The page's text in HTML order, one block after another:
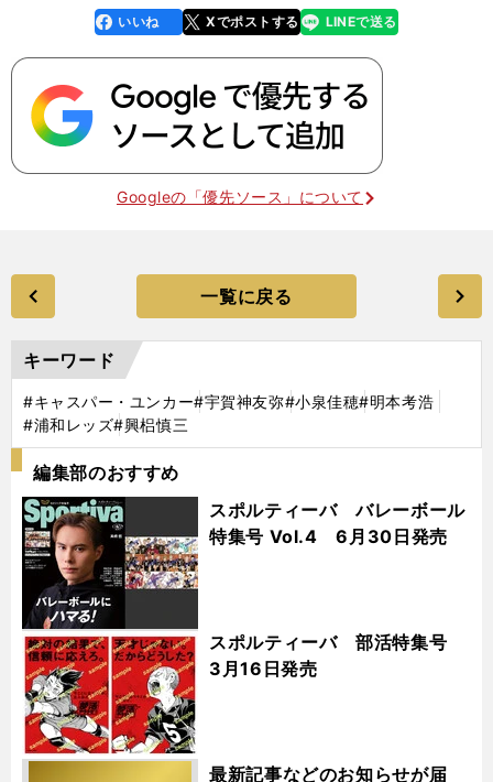
faceboo
k
いいね Xでポストする
line LINEで送る
Googleの「優先ソース」について
一覧に戻る
キーワード
#キャスパー・ユンカー#宇賀神友弥#小泉佳穂#明本考浩
#浦和レッズ#興梠慎三
編集部のおすすめ
スポルティーバ バレーボール
特集号 Vol.4 6月30日発売
スポルティーバ 部活特集号
3月16日発売
最新記事などのお知らせが届